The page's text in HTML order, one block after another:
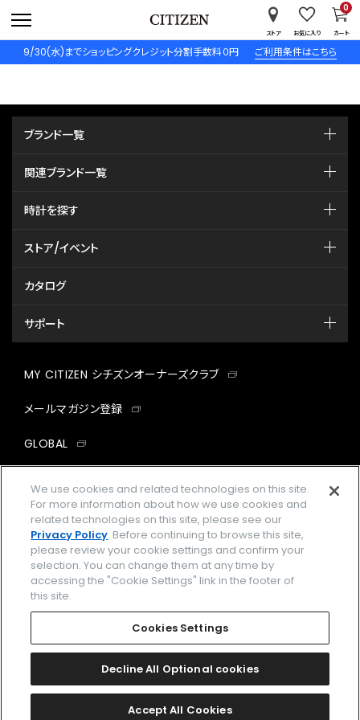
9/30(水)までショッピングクレジット分割手数料０円 ご利用条件はこちら
ストア お気に入り カート
0
ブランド一覧
関連ブランド一覧
時計を探す
ストア/イベント
カタログ
サポート
MY CITIZEN シチズンオーナーズクラブ
メールマガジン登録
GLOBAL
facebookinstagramtwitter
企業情報 ご利用規約
プライバシーポリシー Cookies Settings
Amazon PayはAmazon.com, Inc.またはその関連会社の商標です。
2026 CITIZEN WATCH CO., LTD.
We use cookies and related technologies on this site.
For more information about how we use cookies and
related technologies on this site, please see our
Privacy Policy. Before continuing to browse this site,
please review your cookie settings and confirm your
selection. You can change them at any time by
accessing the "Cookie Settings" link in the footer of
this site.
Cookies Settings
Decline All Optional cookies
Accept All Cookies